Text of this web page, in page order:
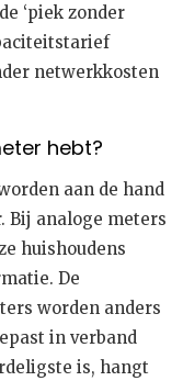
‘piek zonder
netwerkkosten
hebt?
aan de hand
Bij analoge meters
huishoudens
De
worden anders
in verband
is, hangt